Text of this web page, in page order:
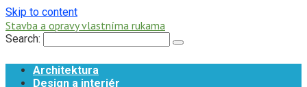
Skip to content
Stavba a opravy vlastníma rukama
Search:
Architektura
Design a interiér